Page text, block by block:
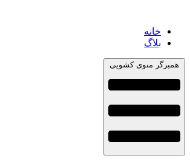
خانه
بلاگ
همبرگر منوی کشویی